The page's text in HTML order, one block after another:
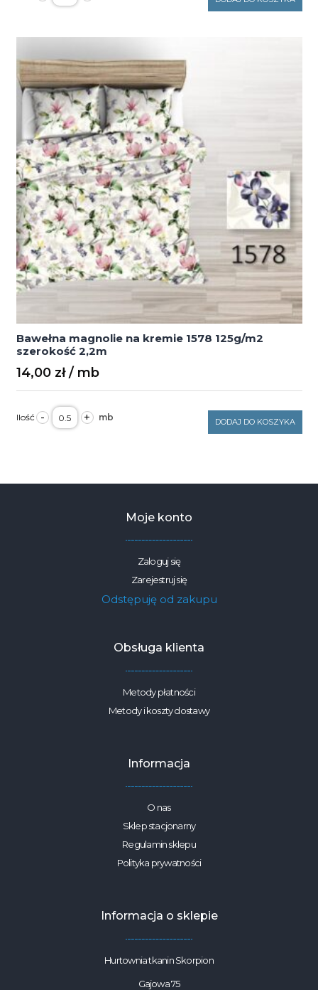
kwiaty
szerokość
2,2m
Bawełna magnolie na kremie 1578 125g/m2
szerokość 2,2m
14,00 zł
- ilość
Bawełna
magnolie
szerokość
+ DODAJ DO KOSZYKA
Moje konto
Zaloguj się
Zarejestruj się
Odstępuję od zakupu
Obsługa klienta
Metody płatności
Metody i koszty dostawy
Informacja
O nas
Sklep stacjonarny
Regulamin sklepu
Polityka prywatności
Informacja o sklepie
Hurtownia tkanin Skorpion
Gajowa 75